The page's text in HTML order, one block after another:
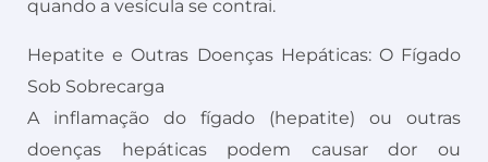
quando a vesícula se contrai.
Hepatite e Outras Doenças Hepáticas: O Fígado
Sob Sobrecarga
A inflamação do fígado (hepatite) ou outras
doenças hepáticas podem causar dor ou